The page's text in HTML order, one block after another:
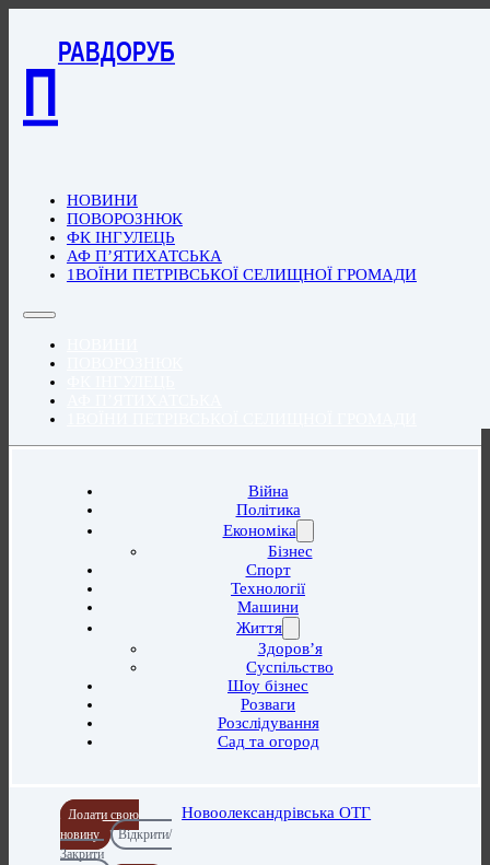
П
РАВДОРУБ
НОВИНИ
ПОВОРОЗНЮК
ФК ІНГУЛЕЦЬ
АФ П’ЯТИХАТСЬКА
1ВОЇНИ ПЕТРІВСЬКОЇ СЕЛИЩНОЇ ГРОМАДИ
Війна
Політика
Економіка
Бізнес
Спорт
Технології
Машини
Життя
Здоров’я
Суспільство
Шоу бізнес
Розваги
Розслідування
Сад та огород
Додати свою
новину
Відкрити/
Закрити
Новоолександрівська ОТГ